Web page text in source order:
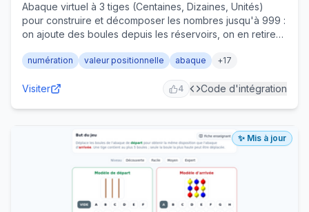
Abaque virtuel à 3 tiges (Centaines, Dizaines, Unités)
pour construire et décomposer les nombres jusqu'à 999 :
on ajoute des boules depuis les réservoirs, on en retire
+ 30 + 5) et son écriture en lettres pour s'auto-valider. Un
trois niveaux (unités, dizaines, centaines) avec validation
cycle 3. Côté enseignant : fiche pédagogique, partage
par lien et planches de défis imprimables avec QR codes.
numération valeur positionnelle abaque +17
Visiter 4 Code d'intégration
✨ Mis à jour